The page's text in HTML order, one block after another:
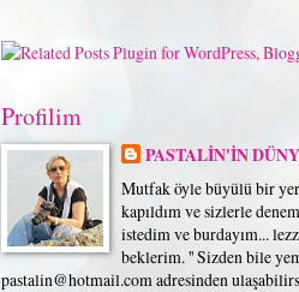
Profilim
PASTALİN'İN
Mutfak öyle büyülü bir
kapıldım ve sizlerle
istedim ve burdayım...
beklerim. '' Sizden bile
pastalin@hotmail.com adresinden